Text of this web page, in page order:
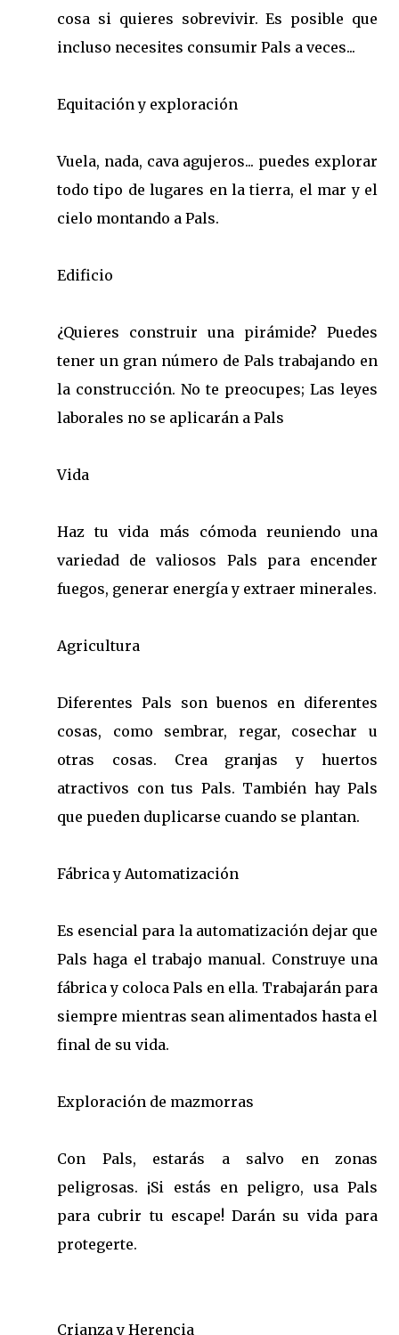
cosa si quieres sobrevivir. Es posible que
incluso necesites consumir Pals a veces...
Equitación y exploración
Vuela, nada, cava agujeros... puedes explorar
todo tipo de lugares en la tierra, el mar y el
cielo montando a Pals.
Edificio
¿Quieres construir una pirámide? Puedes
tener un gran número de Pals trabajando en
la construcción. No te preocupes; Las leyes
laborales no se aplicarán a Pals
Vida
Haz tu vida más cómoda reuniendo una
variedad de valiosos Pals para encender
fuegos, generar energía y extraer minerales.
Agricultura
Diferentes Pals son buenos en diferentes
cosas, como sembrar, regar, cosechar u
otras cosas. Crea granjas y huertos
atractivos con tus Pals. También hay Pals
que pueden duplicarse cuando se plantan.
Fábrica y Automatización
Es esencial para la automatización dejar que
Pals haga el trabajo manual. Construye una
fábrica y coloca Pals en ella. Trabajarán para
siempre mientras sean alimentados hasta el
final de su vida.
Exploración de mazmorras
Con Pals, estarás a salvo en zonas
peligrosas. ¡Si estás en peligro, usa Pals
para cubrir tu escape! Darán su vida para
protegerte.
Crianza y Herencia